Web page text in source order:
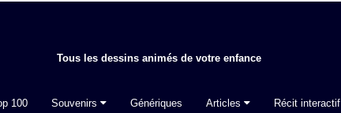
Tous les dessins animés de votre enfance
100 Souvenirs Génériques Articles Récit interactif